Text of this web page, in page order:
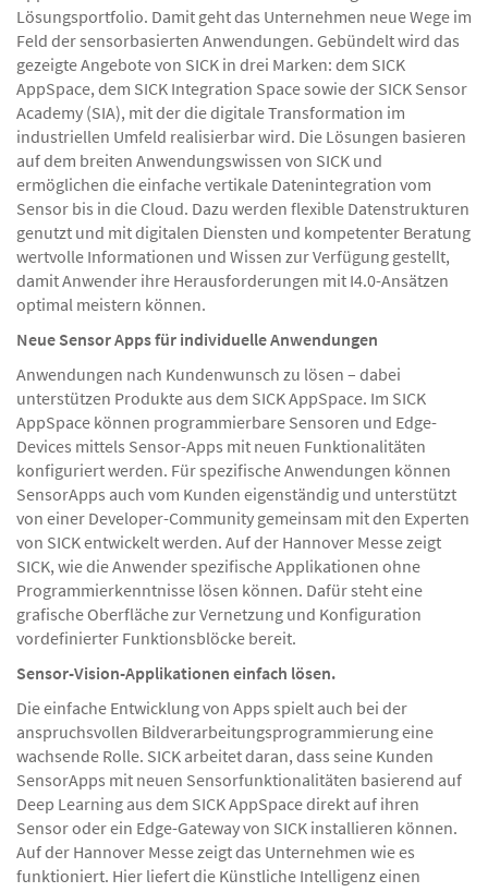
Lösungsportfolio. Damit geht das Unternehmen neue Wege im
Feld der sensorbasierten Anwendungen. Gebündelt wird das
gezeigte Angebote von SICK in drei Marken: dem SICK
AppSpace, dem SICK Integration Space sowie der SICK Sensor
Academy (SIA), mit der die digitale Transformation im
industriellen Umfeld realisierbar wird. Die Lösungen basieren
auf dem breiten Anwendungswissen von SICK und
ermöglichen die einfache vertikale Datenintegration vom
Sensor bis in die Cloud. Dazu werden flexible Datenstrukturen
genutzt und mit digitalen Diensten und kompetenter Beratung
wertvolle Informationen und Wissen zur Verfügung gestellt,
damit Anwender ihre Herausforderungen mit I4.0-Ansätzen
optimal meistern können.
Neue Sensor Apps für individuelle Anwendungen
Anwendungen nach Kundenwunsch zu lösen – dabei
unterstützen Produkte aus dem SICK AppSpace. Im SICK
AppSpace können programmierbare Sensoren und Edge-
Devices mittels Sensor-Apps mit neuen Funktionalitäten
konfiguriert werden. Für spezifische Anwendungen können
SensorApps auch vom Kunden eigenständig und unterstützt
von einer Developer-Community gemeinsam mit den Experten
von SICK entwickelt werden. Auf der Hannover Messe zeigt
SICK, wie die Anwender spezifische Applikationen ohne
Programmierkenntnisse lösen können. Dafür steht eine
grafische Oberfläche zur Vernetzung und Konfiguration
vordefinierter Funktionsblöcke bereit.
Sensor-Vision-Applikationen einfach lösen.
Die einfache Entwicklung von Apps spielt auch bei der
anspruchsvollen Bildverarbeitungsprogrammierung eine
wachsende Rolle. SICK arbeitet daran, dass seine Kunden
SensorApps mit neuen Sensorfunktionalitäten basierend auf
Deep Learning aus dem SICK AppSpace direkt auf ihren
Sensor oder ein Edge-Gateway von SICK installieren können.
Auf der Hannover Messe zeigt das Unternehmen wie es
funktioniert. Hier liefert die Künstliche Intelligenz einen